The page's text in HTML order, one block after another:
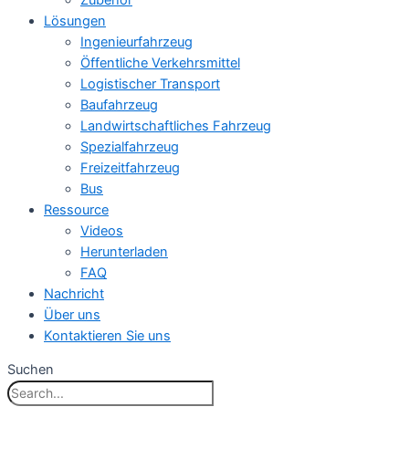
Lösungen
Ingenieurfahrzeug
Öffentliche Verkehrsmittel
Logistischer Transport
Baufahrzeug
Landwirtschaftliches Fahrzeug
Spezialfahrzeug
Freizeitfahrzeug
Bus
Ressource
Videos
Herunterladen
FAQ
Nachricht
Über uns
Kontaktieren Sie uns
Suchen